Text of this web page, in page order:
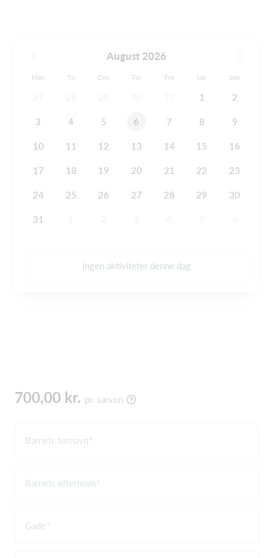
August 2026
Man Tir Ons Tor Fre Lør Søn
1 2
3 4 5 6 7 8 9
10 11 12 13 14 15 16
17 18 19 20 21 22 23
24 25 26 27 28 29 30
31
Ingen aktiviteter denne dag
700,00 kr. pr. sæson
Barnets fornavn
Barnets efternavn
Gade